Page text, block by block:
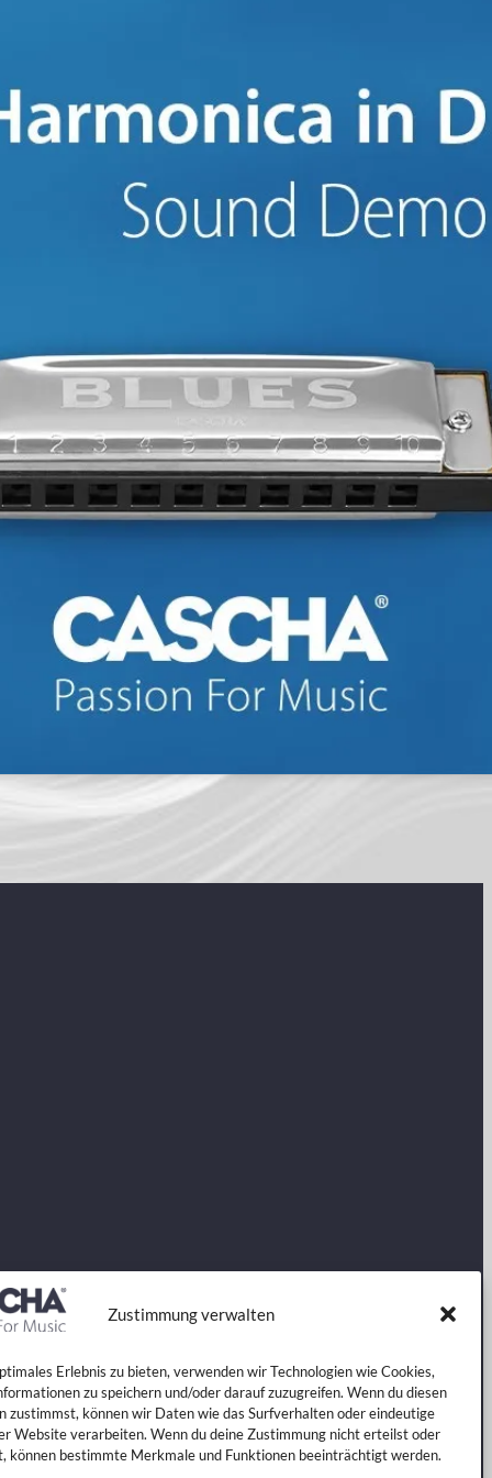
Zustimmung verwalten
Erlebnis zu bieten, verwenden wir Technologien wie Cookies,
zu speichern und/oder darauf zuzugreifen. Wenn du diesen
zustimmst, können wir Daten wie das Surfverhalten oder eindeutige
Website verarbeiten. Wenn du deine Zustimmung nicht erteilst oder
können bestimmte Merkmale und Funktionen beeinträchtigt werden.